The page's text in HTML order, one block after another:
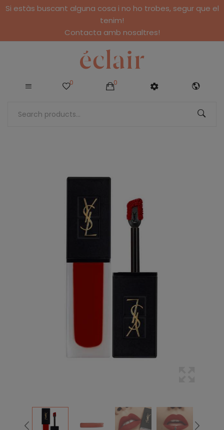
Si estàs buscant alguna cosa i no ho trobes, segur que el
tenim!
Contacta amb nosaltres!
0 0